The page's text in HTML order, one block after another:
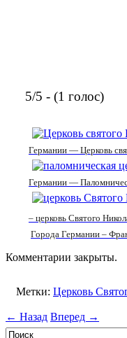
5/5 - (1 голос)
Германии — Церковь
Германии —
– церковь Святого
Города Германии –
Комментарии закрыты.
Метки: Церковь
← Назад Вперед →